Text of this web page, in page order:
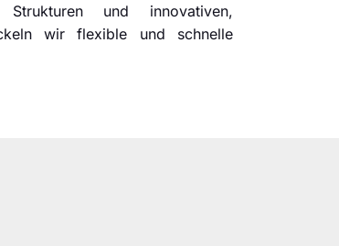
Strukturen und innovativen,
wir flexible und schnelle